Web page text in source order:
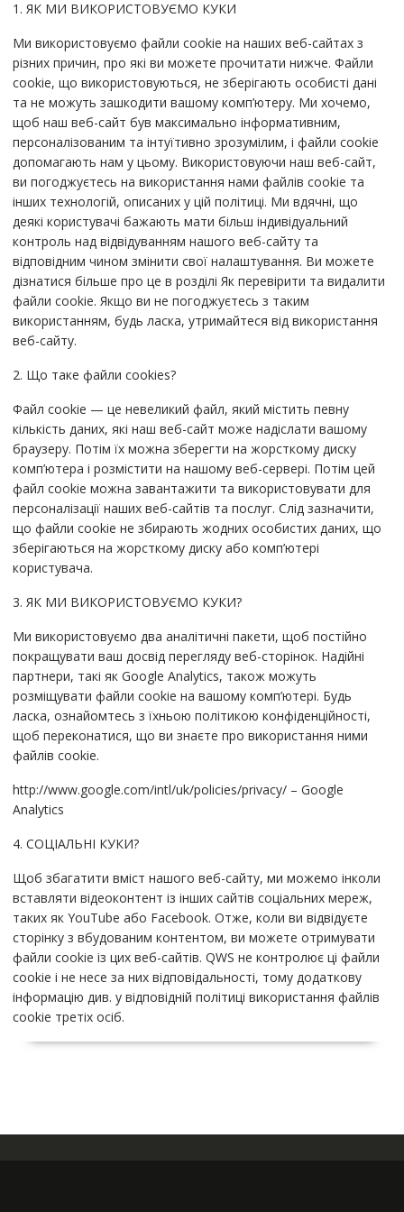
1. ЯК МИ ВИКОРИСТОВУЄМО КУКИ
Ми використовуємо файли cookie на наших веб-сайтах з
різних причин, про які ви можете прочитати нижче. Файли
cookie, що використовуються, не зберігають особисті дані
та не можуть зашкодити вашому комп’ютеру. Ми хочемо,
щоб наш веб-сайт був максимально інформативним,
персоналізованим та інтуїтивно зрозумілим, і файли cookie
допомагають нам у цьому. Використовуючи наш веб-сайт,
ви погоджуєтесь на використання нами файлів cookie та
інших технологій, описаних у цій політиці. Ми вдячні, що
деякі користувачі бажають мати більш індивідуальний
контроль над відвідуванням нашого веб-сайту та
відповідним чином змінити свої налаштування. Ви можете
дізнатися більше про це в розділі Як перевірити та видалити
файли cookie. Якщо ви не погоджуєтесь з таким
використанням, будь ласка, утримайтеся від використання
веб-сайту.
2. Що таке файли cookies?
Файл cookie — це невеликий файл, який містить певну
кількість даних, які наш веб-сайт може надіслати вашому
браузеру. Потім їх можна зберегти на жорсткому диску
комп’ютера і розмістити на нашому веб-сервері. Потім цей
файл cookie можна завантажити та використовувати для
персоналізації наших веб-сайтів та послуг. Слід зазначити,
що файли cookie не збирають жодних особистих даних, що
зберігаються на жорсткому диску або комп’ютері
користувача.
3. ЯК МИ ВИКОРИСТОВУЄМО КУКИ?
Ми використовуємо два аналітичні пакети, щоб постійно
покращувати ваш досвід перегляду веб-сторінок. Надійні
партнери, такі як Google Analytics, також можуть
розміщувати файли cookie на вашому комп’ютері. Будь
ласка, ознайомтесь з їхньою політикою конфіденційності,
щоб переконатися, що ви знаєте про використання ними
файлів cookie.
http://www.google.com/intl/uk/policies/privacy/ – Google
Analytics
4. СОЦІАЛЬНІ КУКИ?
Щоб збагатити вміст нашого веб-сайту, ми можемо інколи
вставляти відеоконтент із інших сайтів соціальних мереж,
таких як YouTube або Facebook. Отже, коли ви відвідуєте
сторінку з вбудованим контентом, ви можете отримувати
файли cookie із цих веб-сайтів. QWS не контролює ці файли
cookie і не несе за них відповідальності, тому додаткову
інформацію див. у відповідній політиці використання файлів
cookie третіх осіб.